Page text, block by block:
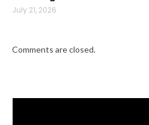
July 21, 2026
Comments are closed.